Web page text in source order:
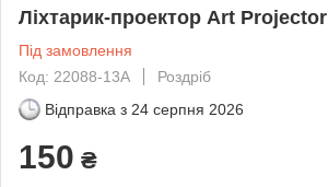
Ліхтарик-проектор Art Projector
Під замовлення
Код: 22088-13A
Роздріб
Відправка з 24 серпня 2026
150 ₴